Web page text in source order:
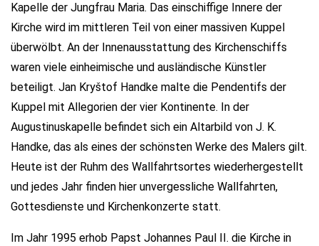
Kapelle der Jungfrau Maria. Das einschiffige Innere der
Kirche wird im mittleren Teil von einer massiven Kuppel
überwölbt. An der Innenausstattung des Kirchenschiffs
waren viele einheimische und ausländische Künstler
beteiligt. Jan Kryštof Handke malte die Pendentifs der
Kuppel mit Allegorien der vier Kontinente. In der
Augustinuskapelle befindet sich ein Altarbild von J. K.
Handke, das als eines der schönsten Werke des Malers gilt.
Heute ist der Ruhm des Wallfahrtsortes wiederhergestellt
und jedes Jahr finden hier unvergessliche Wallfahrten,
Gottesdienste und Kirchenkonzerte statt.
Im Jahr 1995 erhob Papst Johannes Paul II. die Kirche in